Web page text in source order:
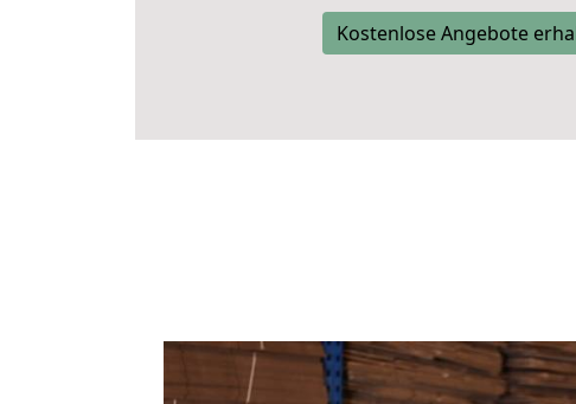
Kostenlose Angebote